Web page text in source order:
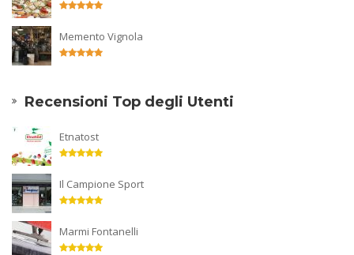
Memento Vignola
Recensioni Top degli Utenti
Etnatost
Il Campione Sport
Marmi Fontanelli